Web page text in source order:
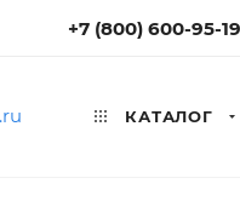
+7 (800) 600-95-19
КАТАЛОГ